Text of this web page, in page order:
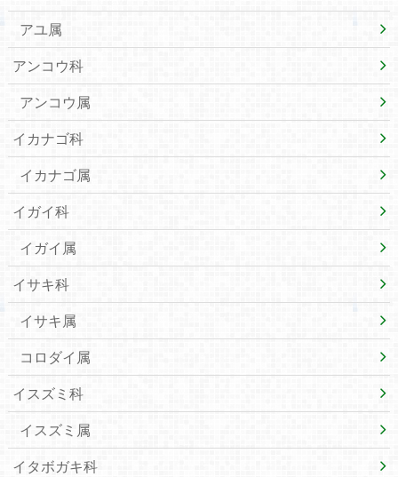
アユ属
アンコウ科
アンコウ属
イカナゴ科
イカナゴ属
イガイ科
イガイ属
イサキ科
イサキ属
コロダイ属
イスズミ科
イスズミ属
イタボガキ科